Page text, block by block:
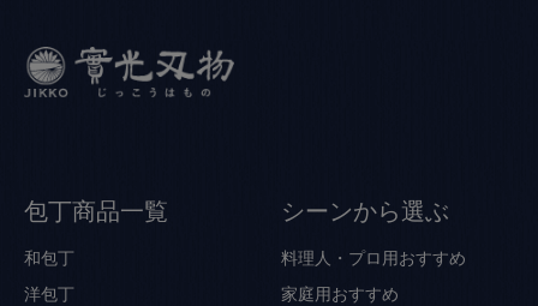
包丁商品一覧
和包丁
洋包丁
シーンから選ぶ
料理人・プロ用おすすめ
家庭用おすすめ